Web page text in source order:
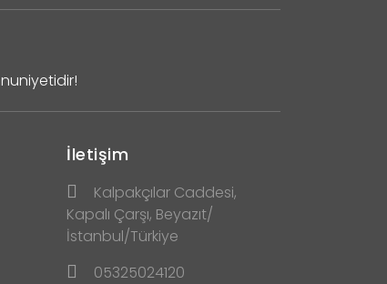
İletişim
Kalpakçılar Caddesi,
Kapalı Çarşı, Beyazıt/
İstanbul/Türkiye
05325024120